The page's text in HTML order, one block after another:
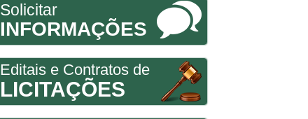
Solicitar
INFORMAÇÕES
Editais e Contratos de
LICITAÇÕES